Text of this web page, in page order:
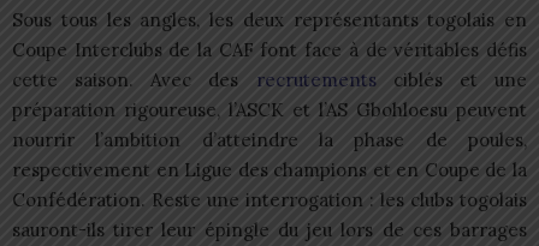
Sous tous les angles, les deux représentants togolais en
Coupe Interclubs de la CAF font face à de véritables défis
cette saison. Avec des recrutementsciblés et une
préparation rigoureuse, l’ASCK et l’AS Gbohloesu peuvent
nourrir l’ambition d’atteindre la phase de poules,
respectivement en Ligue des champions et en Coupe de la
Confédération. Reste une interrogation : les clubs togolais
sauront-ils tirer leur épingle du jeu lors de ces barrages